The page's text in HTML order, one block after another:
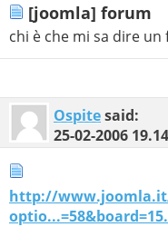
[joomla] forum
chi è che mi sa dire
Ospitesaid:
25-02-2006
http://